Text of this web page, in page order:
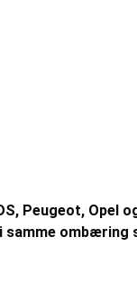
Peugeot, Opel
samme ombæring